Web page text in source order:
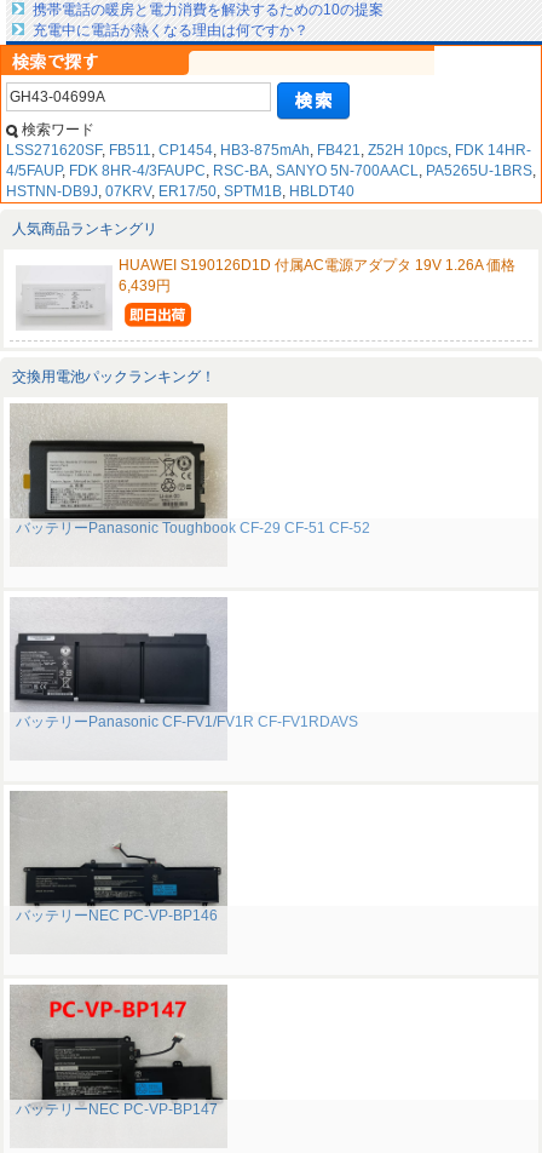
携帯電話の暖房と電力消費を解決するための10の提案
充電中に電話が熱くなる理由は何ですか？
検索ワード
LSS271620SF, FB511, CP1454, HB3-875mAh, FB421, Z52H 10pcs, FDK 14HR-
4/5FAUP, FDK 8HR-4/3FAUPC, RSC-BA, SANYO 5N-700AACL, PA5265U-1BRS,
HSTNN-DB9J, 07KRV, ER17/50, SPTM1B, HBLDT40
人気商品ランキングリ
HUAWEI S190126D1D 付属AC電源アダプタ 19V 1.26A 価格
6,439円
交換用電池パックランキング！
バッテリーPanasonic Toughbook CF-29 CF-51 CF-52
バッテリーPanasonic CF-FV1/FV1R CF-FV1RDAVS
バッテリーNEC PC-VP-BP146
バッテリーNEC PC-VP-BP147